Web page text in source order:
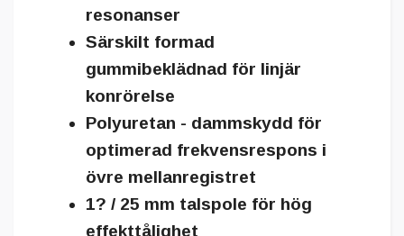
resonanser
Särskilt formad
gummibeklädnad för linjär
konrörelse
Polyuretan - dammskydd för
optimerad frekvensrespons i
övre mellanregistret
1? / 25 mm talspole för hög
effekttålighet